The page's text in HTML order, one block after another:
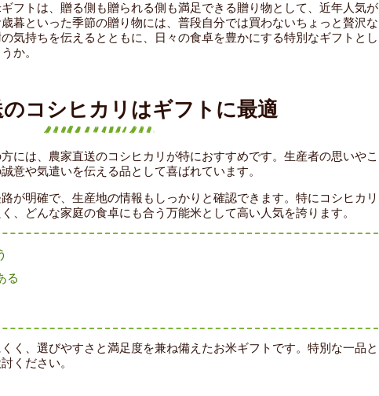
フトは、贈る側も贈られる側も満足できる贈り物として、近年人気が
暮といった季節の贈り物には、普段自分では買わないちょっと贅沢な
気持ちを伝えるとともに、日々の食卓を豊かにする特別なギフトとし
か。
のコシヒカリはギフトに最適
には、農家直送のコシヒカリが特におすすめです。生産者の思いやこ
意や気遣いを伝える品として喜ばれています。
が明確で、生産地の情報もしっかりと確認できます。特にコシヒカリ
、どんな家庭の食卓にも合う万能米として高い人気を誇ります。
る
く、選びやすさと満足度を兼ね備えたお米ギフトです。特別な一品と
ください。